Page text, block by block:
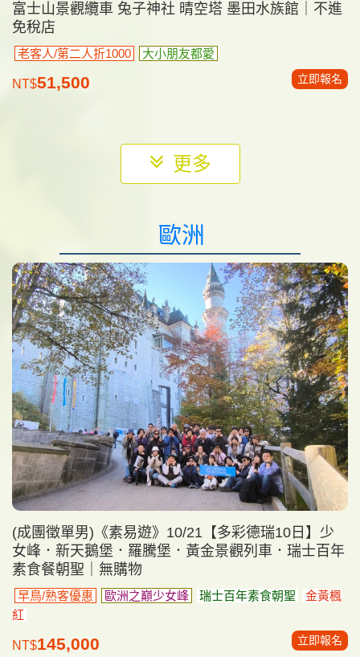
富士山景觀纜車 兔子神社 晴空塔 墨田水族館｜不進
免稅店
老客人/第二人折1000 大小朋友都愛
NT$51,500 立即報名
更多
歐洲
(成團徵單男)《素易遊》10/21【多彩德瑞10日】少
女峰．新天鵝堡．羅騰堡．黃金景觀列車．瑞士百年
素食餐朝聖｜無購物
早鳥/熟客優惠 歐洲之巔少女峰 瑞士百年素食朝聖
金黃楓
紅
NT$145,000 立即報名